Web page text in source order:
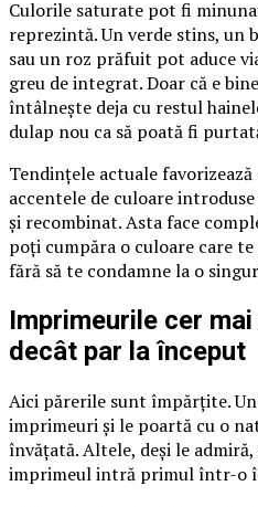
Culorile saturate pot fi
reprezintă. Un verde stins, un
sau un roz prăfuit pot aduce
greu de integrat. Doar că e
întâlnește deja cu restul
dulap nou ca să poată fi
Tendințele actuale
accentele de culoare
și recombinat. Asta face
poți cumpăra o culoare care
fără să te condamne la o
Imprimeurile cer
decât par la început
Aici părerile sunt împărțite.
imprimeuri și le poartă cu o
învățată. Altele, deși le admiră,
imprimeul intră primul într-o